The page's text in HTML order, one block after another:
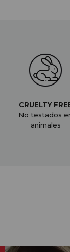
CRUELTY
No testados
animales